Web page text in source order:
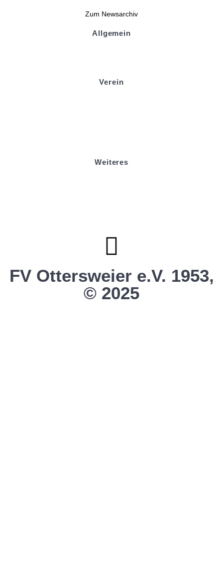
Zum Newsarchiv
Allgemein
Verein
Weiteres
FV Ottersweier e.V. 1953,
© 2025